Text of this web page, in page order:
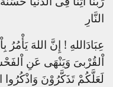
النَّارِ
عِبَادَاللهِ ! إِنَّ اللهَ
اْلقُرْبىَ وَيَنْهَى عَنِ
لَعَلَّكُمْ تَذَكَّرُوْنَ